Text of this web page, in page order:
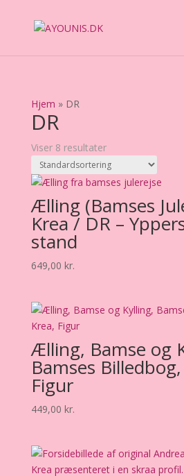
Hjem » DR
DR
Viser 8 resultater
Ælling (Bamses
Krea / DR –
stand
649,00 kr.
Ælling, Bamse og
Bamses
Figur
449,00 kr.